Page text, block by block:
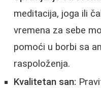
meditacija, joga ili
vremena za sebe
pomoći u borbi sa
raspoloženja.
Kvalitetan san: